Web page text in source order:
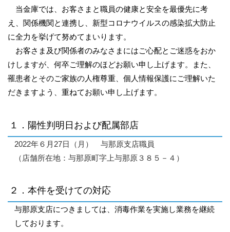
当金庫では、お客さまと職員の健康と安全を最優先に考
え、関係機関と連携し、新型コロナウイルスの感染拡大防止
に全力を挙げて努めてまいります。
お客さま及び関係者のみなさまにはご心配とご迷惑をおか
けしますが、何卒ご理解のほどお願い申し上げます。また、
罹患者とそのご家族の人権尊重、個人情報保護にご理解いた
だきますよう、重ねてお願い申し上げます。
１．陽性判明日および配属部店
2022年６月27日（月） 与那原支店職員
（店舗所在地：与那原町字上与那原３８５－４）
２．本件を受けての対応
与那原支店につきましては、消毒作業を実施し業務を継続
しております。